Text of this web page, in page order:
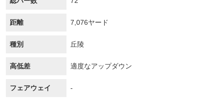
距離 7,076ヤード
種別 丘陵
高低差 適度なアップダウン
フェアウェイ -